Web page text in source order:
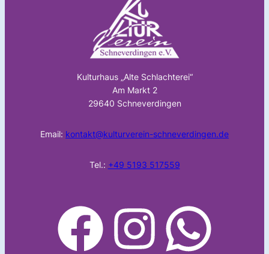
Kulturhaus „Alte Schlachterei“
Am Markt 2
29640 Schneverdingen
Email: kontakt@kulturverein-schneverdingen.de
Tel.: +49 5193 517559
facebook Instagram WhatsApp